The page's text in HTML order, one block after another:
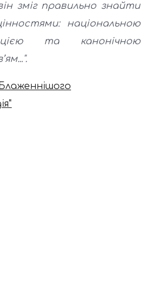
зміг правильно знайти
національною
та канонічною